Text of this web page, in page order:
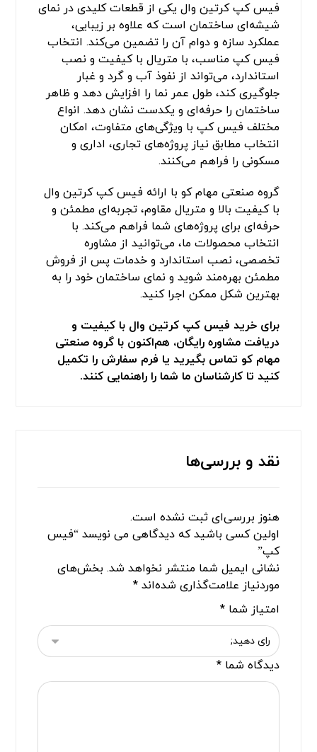
فیس کپ کرتین وال یکی از قطعات کلیدی در نمای
شیشه‌ای ساختمان است که علاوه بر زیبایی،
عملکرد سازه و دوام آن را تضمین می‌کند. انتخاب
فیس کپ مناسب، با متریال با کیفیت و نصب
استاندارد، می‌تواند از نفوذ آب و گرد و غبار
جلوگیری کند، طول عمر نما را افزایش دهد و ظاهر
ساختمان را حرفه‌ای و یکدست نشان دهد. انواع
مختلف فیس کپ با ویژگی‌های متفاوت، امکان
انتخاب مطابق نیاز پروژه‌های تجاری، اداری و
مسکونی را فراهم می‌کنند.
گروه صنعتی مهام کو با ارائه فیس کپ کرتین وال
با کیفیت بالا و متریال مقاوم، تجربه‌ای مطمئن و
حرفه‌ای برای پروژه‌های شما فراهم می‌کند. با
انتخاب محصولات ما، می‌توانید از مشاوره
تخصصی، نصب استاندارد و خدمات پس از فروش
مطمئن بهره‌مند شوید و نمای ساختمان خود را به
بهترین شکل ممکن اجرا کنید.
برای خرید فیس کپ کرتین وال با کیفیت و
دریافت مشاوره رایگان، هم‌اکنون با گروه صنعتی
مهام کو تماس بگیرید یا فرم سفارش را تکمیل
کنید تا کارشناسان ما شما را راهنمایی کنند.
نقد و بررسی‌ها
هنوز بررسی‌ای ثبت نشده است.
اولین کسی باشید که دیدگاهی می نویسد “فیس
کپ”
نشانی ایمیل شما منتشر نخواهد شد. بخش‌های
موردنیاز علامت‌گذاری شده‌اند*
امتیاز شما*
دیدگاه شما*